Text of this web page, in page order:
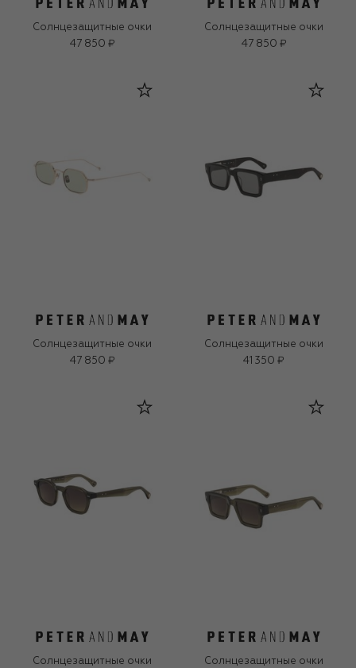
Солнцезащитные очки
47 850 ₽
Солнцезащитные очки
47 850 ₽
Солнцезащитные очки
47 850 ₽
Солнцезащитные очки
41 350 ₽
Солнцезащитные очки Солнцезащитные очки